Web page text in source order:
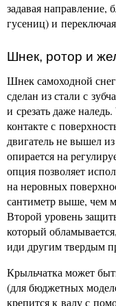
задавая направление,
гусениц) и
Шнек, ротор и
Шнек самоходной
сделан из стали с
и срезать даже
контакте с
двигатель не вышел
опирается на
опция позволяет
на неровных
сантиметр выше, чем
Второй уровень
который
иди другим твердым
Крыльчатка может
(для бюджетных
крепится к валу с